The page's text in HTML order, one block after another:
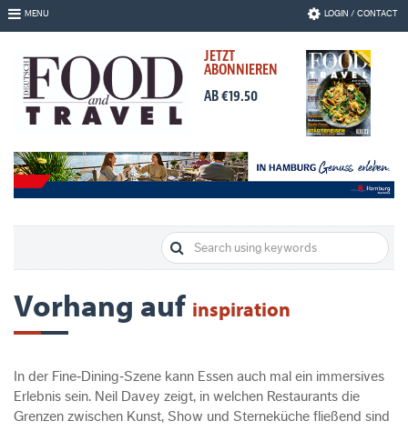
Skip
Content
MENU LOGIN / CONTACT
JETZT
ABONNIEREN
AB €19.50
Vorhang auf inspiration
In der Fine‐Dining‐Szene kann Essen auch mal ein immersives
Erlebnis sein. Neil Davey zeigt, in welchen Restaurants die
Grenzen zwischen Kunst, Show und Sterneküche fließend sind